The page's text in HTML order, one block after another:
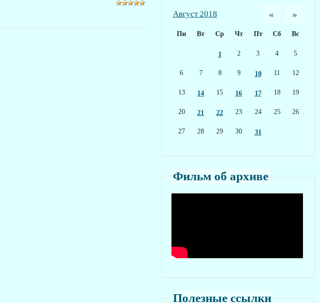
«
Август 2018 »
Пн Вт Ср Чт Пт Сб Вс
1 2 3 4 5
6 7 8 9 10 11 12
13 14 15 16 17 18 19
20 21 22 23 24 25 26
27 28 29 30 31
Фильм об архиве
Полезные ссылки